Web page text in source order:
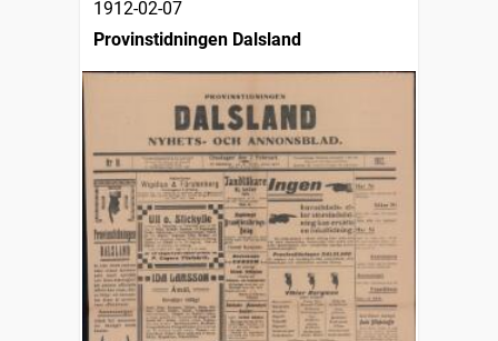
1912-02-07
Provinstidningen Dalsland